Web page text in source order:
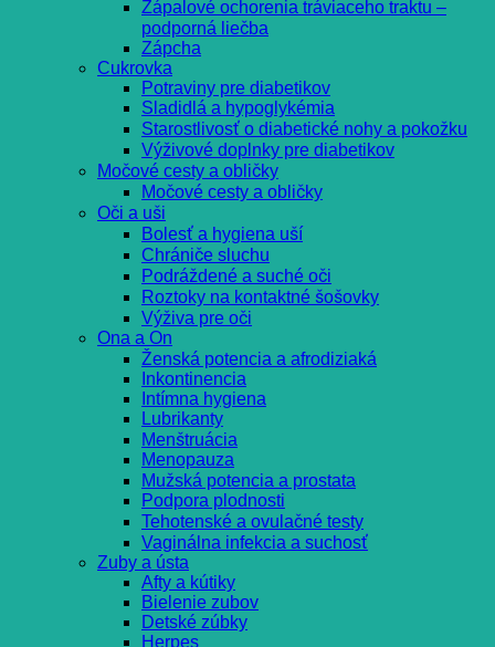
Zápalové ochorenia tráviaceho traktu –
podporná liečba
Zápcha
Cukrovka
Potraviny pre diabetikov
Sladidlá a hypoglykémia
Starostlivosť o diabetické nohy a pokožku
Výživové doplnky pre diabetikov
Močové cesty a obličky
Močové cesty a obličky
Oči a uši
Bolesť a hygiena uší
Chrániče sluchu
Podráždené a suché oči
Roztoky na kontaktné šošovky
Výživa pre oči
Ona a On
Ženská potencia a afrodiziaká
Inkontinencia
Intímna hygiena
Lubrikanty
Menštruácia
Menopauza
Mužská potencia a prostata
Podpora plodnosti
Tehotenské a ovulačné testy
Vaginálna infekcia a suchosť
Zuby a ústa
Afty a kútiky
Bielenie zubov
Detské zúbky
Herpes